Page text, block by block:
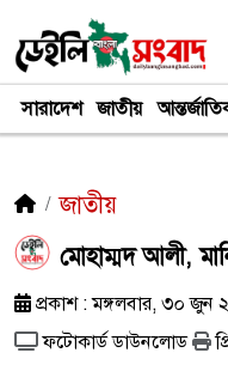
সারাদেশ জাতীয়
জাতীয়
মোহাম্মদ আলী,
প্রকাশ : মঙ্গলবার, ৩০ জুন
ফটোকার্ড ডাউনলোড